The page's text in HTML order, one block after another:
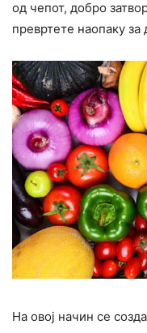
од чепот, добро
превртете наопаку за
На овој начин се